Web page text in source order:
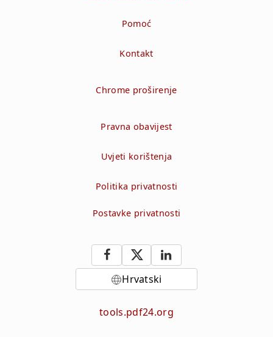
Pomoć
Kontakt
Chrome proširenje
Pravna obavijest
Uvjeti korištenja
Politika privatnosti
Postavke privatnosti
Hrvatski
tools.pdf24.org